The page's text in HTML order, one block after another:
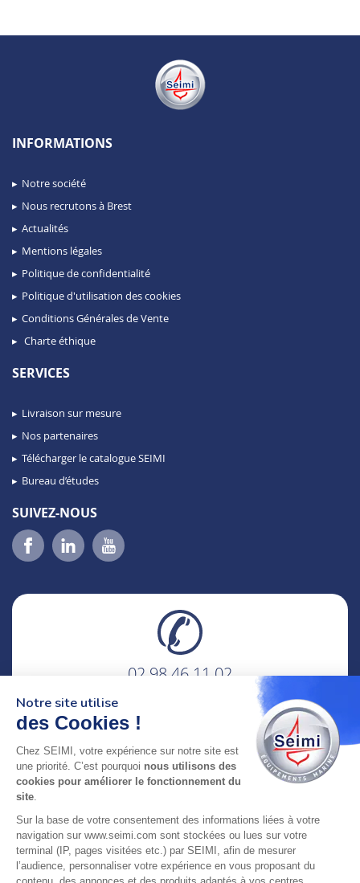
INFORMATIONS
Notre société
Nous recrutons à Brest
Actualités
Mentions légales
Politique de confidentialité
Politique d'utilisation des cookies
Conditions Générales de Vente
Charte éthique
SERVICES
Livraison sur mesure
Nos partenaires
Télécharger le catalogue SEIMI
Bureau d’études
SUIVEZ-NOUS
02 98 46 11 02
adresse : 75 Rue Amiral Troude,
29200 Brest FRANCE
LABELLISÉE
Notre site utilise
des Cookies !
Chez SEIMI, votre expérience sur notre site est
une priorité. C’est pourquoi nous utilisons des
cookies pour améliorer le fonctionnement du
site.
Sur la base de votre consentement des informations liées à votre
navigation sur www.seimi.com sont stockées ou lues sur votre
terminal (IP, pages visitées etc.) par SEIMI, afin de mesurer
l’audience, personnaliser votre expérience en vous proposant du